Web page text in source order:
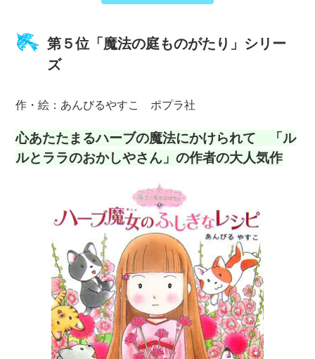
第５位「魔法の庭ものがたり」シリー
ズ
作・絵：あんびるやすこ ポプラ社
心あたたまるハーブの魔法にかけられて 「ル
ルとララのおかしやさん」の作者の大人気作